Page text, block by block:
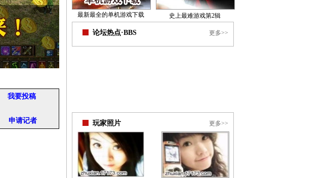
我要投稿
申请记者
最新最全的单机游戏下载 史上最难游戏第2辑
更多>>
论坛热点·BBS
更多>>
玩家照片